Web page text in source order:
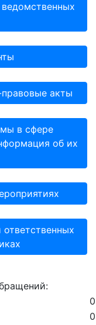
акты
в сфере
об их
0
0